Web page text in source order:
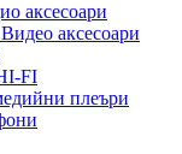
аксесоари
аксесоари
FI
плеъри